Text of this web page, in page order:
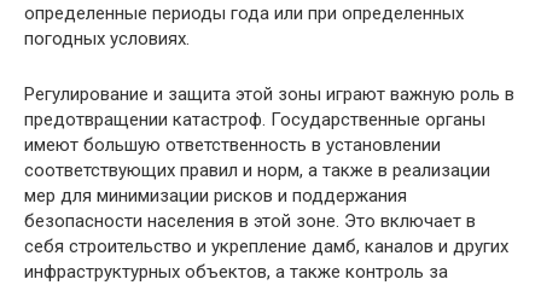
определенные периоды года или при определенных
погодных условиях.
Регулирование и защита этой зоны играют важную роль в
предотвращении катастроф. Государственные органы
имеют большую ответственность в установлении
соответствующих правил и норм, а также в реализации
мер для минимизации рисков и поддержания
безопасности населения в этой зоне. Это включает в
себя строительство и укрепление дамб, каналов и других
инфраструктурных объектов, а также контроль за